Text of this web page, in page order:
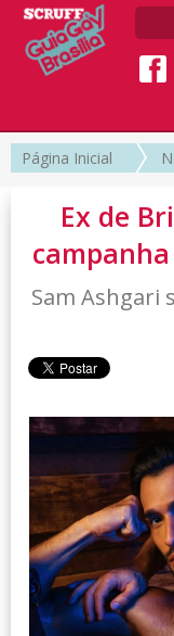
Página Inicial
Ex de
Sam Ashgari